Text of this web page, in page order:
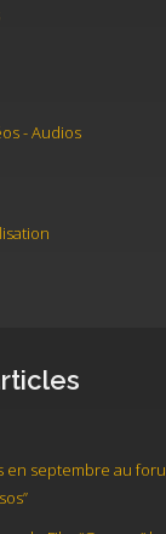
- Audios
en septembre au